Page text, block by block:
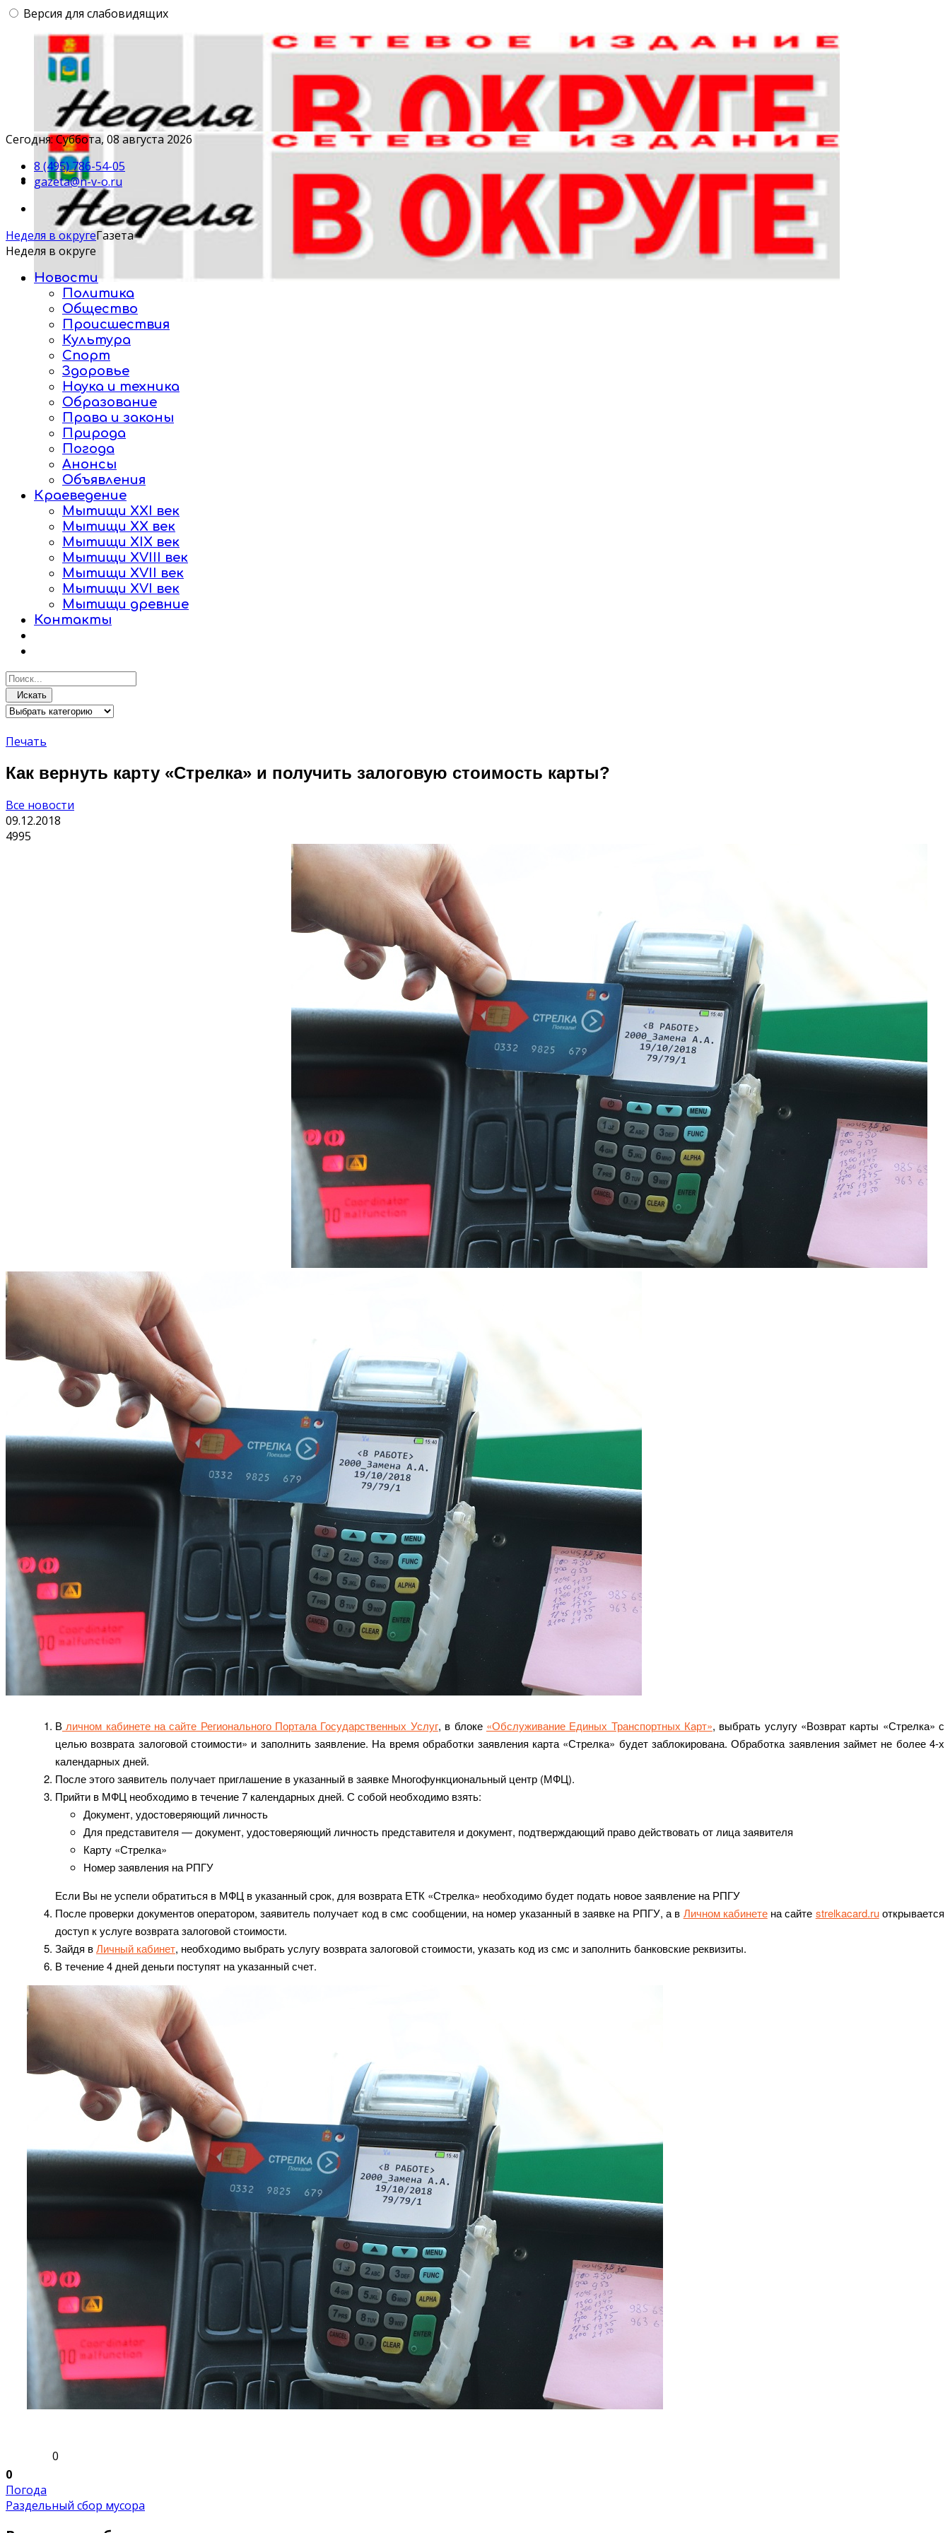
Версия для слабовидящих
Сегодня: Суббота, 08 августа 2026
8 (495) 786-54-05
gazeta@n-v-o.ru
Неделя в округеГазета
Неделя в округе
Новости
Политика
Общество
Происшествия
Культура
Спорт
Здоровье
Наука и техника
Образование
Права и законы
Природа
Погода
Анонсы
Объявления
Краеведение
Мытищи XXI век
Мытищи XX век
Мытищи XIX век
Мытищи XVIII век
Мытищи XVII век
Мытищи XVI век
Мытищи древние
Контакты
Искать
Печать
Как вернуть карту «Стрелка» и получить залоговую стоимость карты?
Все новости
09.12.2018
4995
В личном кабинете на сайте Регионального Портала Государственных Услуг, в блоке «Обслуживание Единых Транспортных Карт», выбрать услугу «Возврат карты «Стрелка» с
целью возврата залоговой стоимости» и заполнить заявление. На время обработки заявления карта «Стрелка» будет заблокирована. Обработка заявления займет не более 4-х
календарных дней.
После этого заявитель получает приглашение в указанный в заявке Многофункциональный центр (МФЦ).
Прийти в МФЦ необходимо в течение 7 календарных дней. С собой необходимо взять:
Документ, удостоверяющий личность
Для представителя — документ, удостоверяющий личность представителя и документ, подтверждающий право действовать от лица заявителя
Карту «Стрелка»
Номер заявления на РПГУ
Если Вы не успели обратиться в МФЦ в указанный срок, для возврата ЕТК «Стрелка» необходимо будет подать новое заявление на РПГУ
После проверки документов оператором, заявитель получает код в смс сообщении, на номер указанный в заявке на РПГУ, а в Личном кабинетена сайте strelkacard.ruоткрывается
доступ к услуге возврата залоговой стоимости.
Зайдя вЛичный кабинет, необходимо выбрать услугу возврата залоговой стоимости, указать код из смс и заполнить банковские реквизиты.
В течение 4 дней деньги поступят на указанный счет.
0
0
Погода
Раздельный сбор мусора